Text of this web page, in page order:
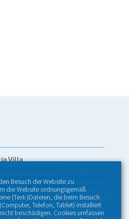
Villa
in Kroatien
mit Pool Kroatien
in Kroatien
in Kroatien
Villen mit Pool
Besuch der Website zu
die Website ordnungsgemäß
(Text-)Dateien, die beim Besuch
Telefon, Tablet) installiert
beschädigen. Cookies umfassen